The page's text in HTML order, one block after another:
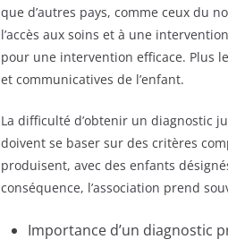
que d’autres pays, comme ceux du
l’accès aux soins et à une
pour une intervention efficace. Plus
et communicatives de l’enfant.
La difficulté d’obtenir un diagnostic
doivent se baser sur des critères
produisent, avec des enfants
conséquence, l’association prend
Importance d’un diagnostic